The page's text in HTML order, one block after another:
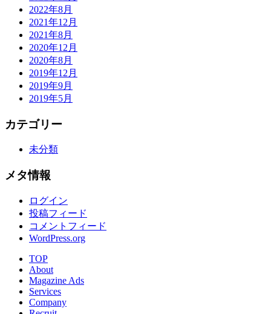
2022年8月
2021年12月
2021年8月
2020年12月
2020年8月
2019年12月
2019年9月
2019年5月
カテゴリー
未分類
メタ情報
ログイン
投稿フィード
コメントフィード
WordPress.org
TOP
About
Magazine Ads
Services
Company